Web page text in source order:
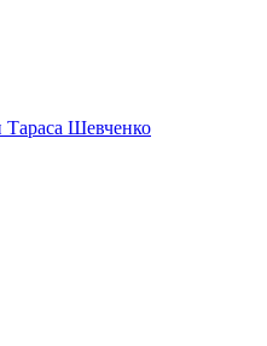
Тараса Шевченко